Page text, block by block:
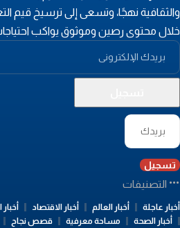
نهجًا، وتسعى إلى ترسيخ قيم
محتوى رصين وموثوق يواكب احتياجات
تسجيل
التصنيفات
عاجلة أخبار العالم أخبار الاقتصاد
أخبار الصحة
مساحة معرفية قصص نجاح